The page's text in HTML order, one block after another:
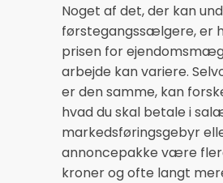
Noget af det, der kan
førstegangssælgere, er
prisen for
arbejde kan variere.
er den samme, kan
hvad du skal betale i
markedsføringsgebyr
annoncepakke være
kroner og ofte langt